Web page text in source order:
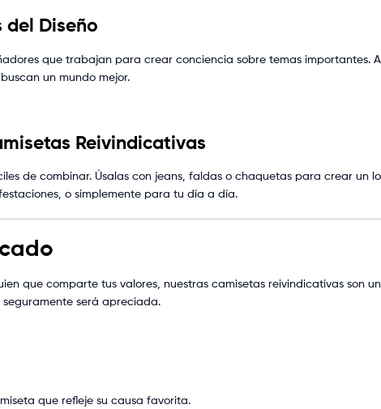
Diseño
que trabajan para crear conciencia sobre temas importantes.
un mundo mejor.
Reivindicativas
de combinar. Úsalas con jeans, faldas o chaquetas para crear un
o simplemente para tu día a día.
que comparte tus valores, nuestras camisetas reivindicativas son
será apreciada.
que refleje su causa favorita.